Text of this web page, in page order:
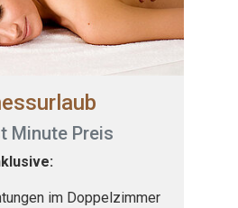
Minute Preis
im Doppelzimmer